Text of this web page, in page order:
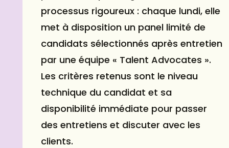
processus rigoureux : chaque lundi, elle
met à disposition un panel limité de
candidats sélectionnés après entretien
par une équipe « Talent Advocates ».
Les critères retenus sont le niveau
technique du candidat et sa
disponibilité immédiate pour passer
des entretiens et discuter avec les
clients.